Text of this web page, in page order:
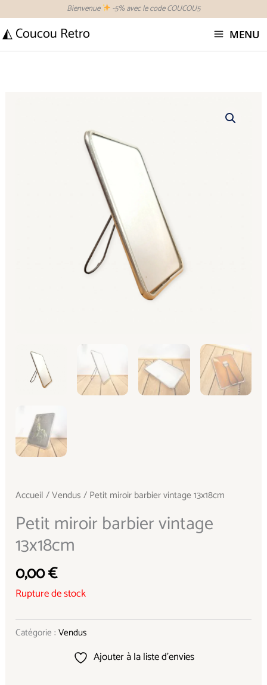
contenu
Bienvenue -5% avec le code COUCOU5
◭ Coucou Retro MENU
Accueil /Vendus / Petit miroir barbier vintage 13x18cm
Petit miroir barbier vintage
13x18cm
0,00€
Rupture de stock
Catégorie :Vendus
Ajouter à la liste d’envies